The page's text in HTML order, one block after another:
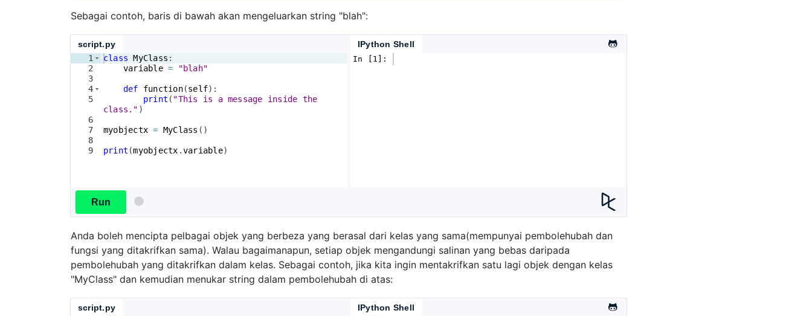
Sebagai contoh, baris di bawah akan mengeluarkan string "blah":
script.py
1
2
3
4
5
6
7
8
9
class MyClass :
variable = "blah"
def function(self) :
print ( "This is a message inside the
class." )
myobjectx = MyClass ( )
print (myobjectx .variable)
IPython Shell
In [1]:
Run
Anda boleh mencipta pelbagai objek yang berbeza yang berasal dari kelas yang sama(mempunyai pembolehubah dan
fungsi yang ditakrifkan sama). Walau bagaimanapun, setiap objek mengandungi salinan yang bebas daripada
pembolehubah yang ditakrifkan dalam kelas. Sebagai contoh, jika kita ingin mentakrifkan satu lagi objek dengan kelas
"MyClass" dan kemudian menukar string dalam pembolehubah di atas:
script.py
IPython Shell